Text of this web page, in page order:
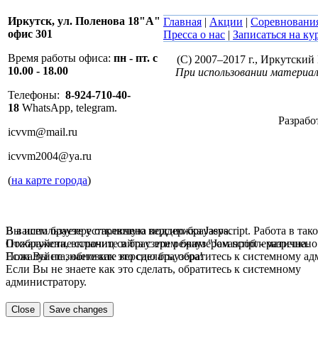
Иркутск, ул. Поленова 18"А"
офис 301
Время работы офиса: пн - пт. с
10.00 - 18.00
Телефоны: 8-924-710-40-
18 WhatsApp, telegram.
icvvm@mail.ru
icvvm2004@ya.ru
(на карте города)
Главная | Акции |
Пресса о нас | Записаться на
(C) 2007–2017 г.,
При использовании
В вашем браузере отключена поддержка Jasvscript. Работа в
Пожалуйста, включите в браузере режим "Javascript -
Если Вы не знаете как это сделать, обратитесь к системному
Вы используете устаревшую версию браузера.
Отображение страниц сайта с этим браузером проблематична.
Пожалуйста, обновите версию браузера!
Если Вы не знаете как это сделать, обратитесь к системному
администратору.
Close Save changes